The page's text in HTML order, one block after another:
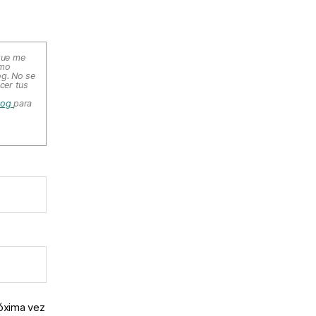
me
No se
tus
para
vez